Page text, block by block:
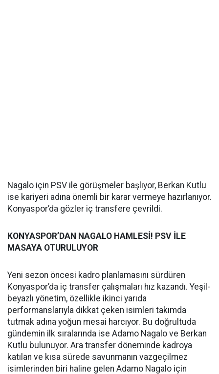
Nagalo için PSV ile görüşmeler başlıyor, Berkan Kutlu
ise kariyeri adına önemli bir karar vermeye hazırlanıyor.
Konyaspor’da gözler iç transfere çevrildi.
KONYASPOR’DAN NAGALO HAMLESİ! PSV İLE
MASAYA OTURULUYOR
Yeni sezon öncesi kadro planlamasını sürdüren
Konyaspor’da iç transfer çalışmaları hız kazandı. Yeşil-
beyazlı yönetim, özellikle ikinci yarıda
performanslarıyla dikkat çeken isimleri takımda
tutmak adına yoğun mesai harcıyor. Bu doğrultuda
gündemin ilk sıralarında ise Adamo Nagalo ve Berkan
Kutlu bulunuyor. Ara transfer döneminde kadroya
katılan ve kısa sürede savunmanın vazgeçilmez
isimlerinden biri haline gelen Adamo Nagalo için